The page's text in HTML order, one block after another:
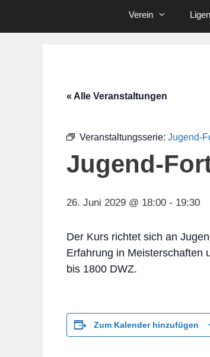
Verein Ligen
« Alle Veranstaltungen
Veranstaltungsserie: Jugend-
Jugend-
26. Juni 2029 @ 18:00 - 19:30
Der Kurs richtet sich an
Erfahrung in Meisterschaften
bis 1800 DWZ.
Zum Kalender hinzufügen